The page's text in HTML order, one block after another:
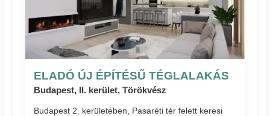
ELADÓ ÚJ ÉPÍTÉSŰ TÉGLALAKÁS
Budapest, II. kerület, Törökvész
Budapest 2. kerületében, Pasaréti tér felett keresi